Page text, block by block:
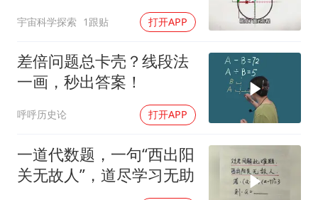
杭州全市有序停课
乐享全民健身 共筑健康中国
宇宙科学探索 1跟贴 打开APP
差倍问题总卡壳？线段法
一画，秒出答案！
呼呼历史论 打开APP
一道代数题，一句“西出阳
关无故人”，道尽学习无助